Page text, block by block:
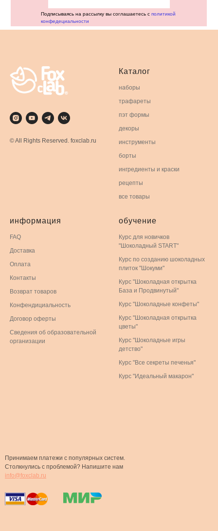
Подписываясь на рассылку вы соглашаетесь с политикой
конфедециальности
© All Rights Reserved. foxclab.ru
Каталог
наборы
трафареты
пэт формы
декоры
инструменты
борты
ингредиенты и краски
рецепты
все товары
информация
FAQ
Доставка
Оплата
Контакты
Возврат товаров
Конфендициальность
Договор оферты
Сведения об образовательной
организации
обучение
Курс для новичков
"Шоколадный START"
Курс по созданию шоколадных
плиток "Шокуми"
Курс "Шоколадная открытка
База и Продвинутый"
Курс "Шоколадные конфеты"
Курс "Шоколадная открытка
цветы"
Курс "Шоколадные игры
детство"
Курс "Все секреты печенья"
Курс "Идеальный макарон"
Принимаем платежи с популярных систем.
Столкнулись с проблемой? Напишите нам
info@foxclab.ru